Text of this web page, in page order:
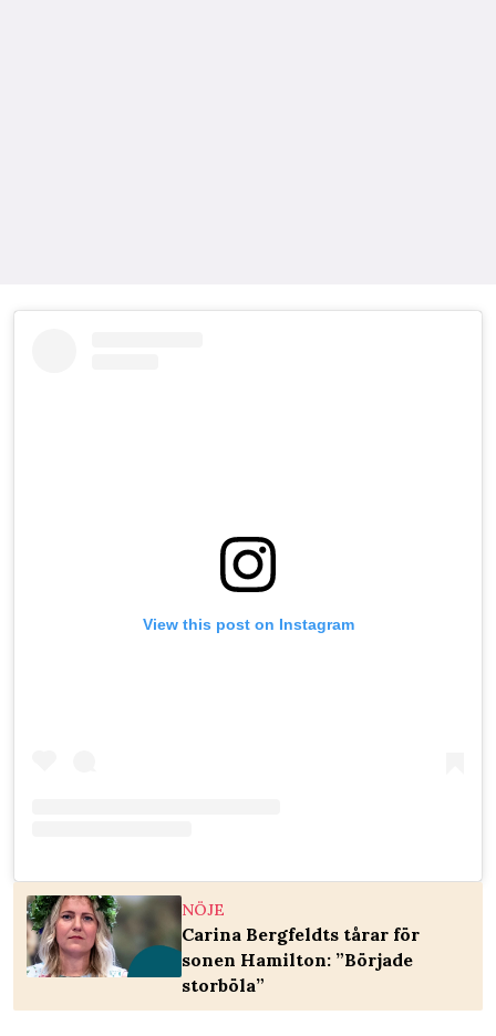
View this post on Instagram
NÖJE
Carina Bergfeldts tårar för
sonen Hamilton: ”Började
storböla”